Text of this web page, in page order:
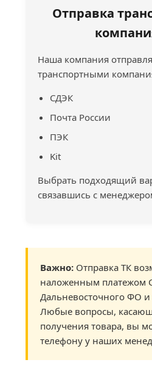
Отправка
Наша компания
транспортными
СДЭК
Почта России
ПЭК
Kit
Выбрать подходящий
связавшись с
Важно: Отправка ТК
наложенным платежом
Дальневосточного ФО
Любые вопросы,
получения товара, вы
телефону у наших